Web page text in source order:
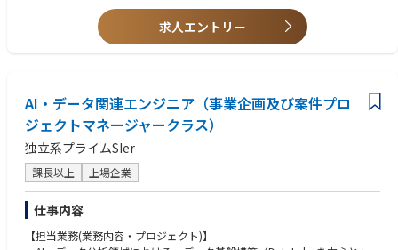
ッチングすることで、業界の流通構造をよりオープンで効率的なものへと
ディングの構築、市場やメディアのインサイトを捉えた能動的なパブリシ
ティ活動、将来のIPO・M&Aを見据えたコミュニケーション戦略の立案・
実行まで、広報・PR領域のすべてを牽引していただきます。
マクロ視点での市場認知創出とコミュニケーション戦略の推進：
「化学産業が日本経済を牽引し、社会をアップデートしていく」というマ
クロ視点に立った、社会的意義とインパクトの大きいストーリー発信・PR
戦略の設計
当社のビジネスモデルを、日本の産業基盤を支える文脈・トレンドとして
・スタートアップやIT・テック業界における、一人広報または少人数での
・SNS運用やオウンドメディアを通じた積極的な情報発信、顧客取材・導
入事例制作の経験
・展示会や自社カンファレンスの企画・運営スキル
・PR TIMES、Cision等のPRツール、メディアモニタリングツールの運用
経験
・ビジネスレベルの英語力（海外メディア・海外投資家への対応経験・対
応力）
求人エントリー
AI・データ関連エンジニア（事業企画及び案件プロ
ジェクトマネージャークラス）
独立系プライムSIer
課長以上 上場企業
仕事内容
【担当業務(業務内容・プロジェクト)】